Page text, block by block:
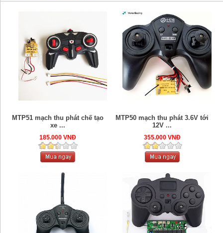
MTP51 mạch thu phát chế tạo
xe ...
185.000 VNĐ
MTP50 mạch thu phát 3.6V tới
12V ...
355.000 VNĐ